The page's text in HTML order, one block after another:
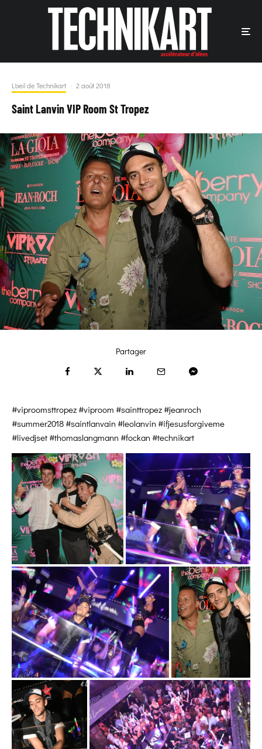
L'oeil de Technikart · 2 août 2018
Saint Lanvin VIP Room St Tropez
Partager
#viproomsttropez #viproom #sainttropez #jeanroch
#summer2018 #saintlanvain #leolanvin #ifjesusforgiveme
#livedjset #thomaslangmann #fockan #technikart